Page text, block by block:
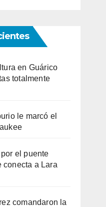
en Guárico
totalmente
le marcó el
el puente
conecta a Lara
comandaron la